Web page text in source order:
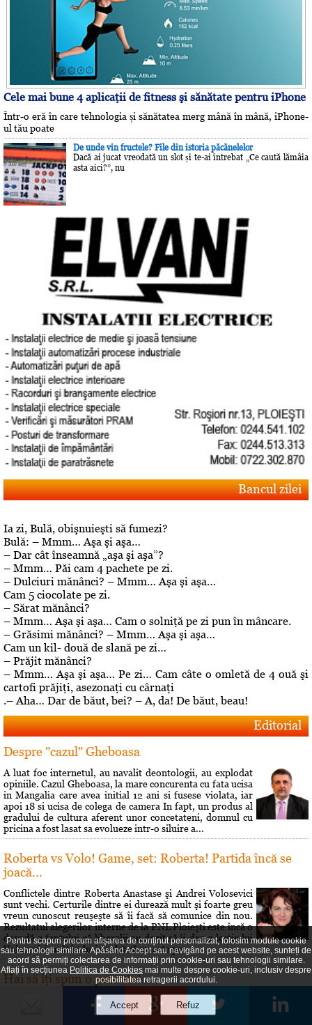
Cele mai bune 4 aplicaţii de fitness şi sănătate pentru iPhone
Într-o eră în care tehnologia și sănătatea merg mână în mână, iPhone-
ul tău poate
De unde vin fructele? File din istoria păcănelelor
Dacă ai jucat vreodată un slot și te-ai întrebat „Ce caută lămâia
asta aici?”, nu
Bancul zilei
Ia zi, Bulă, obişnuieşti să fumezi?
Bulă: – Mmm… Aşa şi aşa…
– Dar cât înseamnă „aşa şi aşa”?
– Mmm… Păi cam 4 pachete pe zi.
– Dulciuri mănânci? – Mmm… Aşa şi aşa…
Cam 5 ciocolate pe zi.
– Sărat mănânci?
– Mmm… Aşa şi aşa… Cam o solniţă pe zi pun în mâncare.
– Grăsimi mănânci? – Mmm… Aşa şi aşa…
Cam un kil- două de slană pe zi…
– Prăjit mănânci?
– Mmm… Aşa şi aşa… Pe zi… Cam câte o omletă de 4 ouă şi
cartofi prăjiţi, asezonaţi cu cârnaţi
.– Aha… Dar de băut, bei? – A, da! De băut, beau!
Editorial
Despre "cazul" Gheboasa
A luat foc internetul, au navalit deontologii, au explodat
opiniile. Cazul Gheboasa, la mare concurenta cu fata ucisa
in Mangalia care avea initial 12 ani si fusese violata, iar
apoi 18 si ucisa de colega de camera In fapt, un produs al
gradului de cultura aferent unor concetateni, domnul cu
pricina a fost lasat sa evolueze intr-o siluire a...
Roberta vs Volo! Game, set: Roberta! Partida încă se
joacă...
Conflictele dintre Roberta Anastase şi Andrei Volosevici
sunt vechi. Certurile dintre ei durează mult şi foarte greu
vreun cunoscut reuşeşte să îi facă să comunice din nou.
Rezultatul alegerilor interne de la PNL Ploieşti este încă o
dovadă a faptului că liberalii au dorit să îi dea o lecţie lui
Volosevici, arâtându-i voalat că nu este pe...
Hai să îţi spun o poveste!
Prin 1951 Brâncusi a dorit să lase mostenire României
200 de lucrări si atelierul său parizian. Statul român a
Pentru scopuri precum afișarea de conținut personalizat, folosim module cookie
sau tehnologii similare. Apăsând Accept sau navigând pe acest website, sunteți de
acord să permiți colectarea de informații prin cookie-uri sau tehnologii similare.
Aflați în secțiunea Politica de Cookies mai multe despre cookie-uri, inclusiv despre
posibilitatea retragerii acordului.